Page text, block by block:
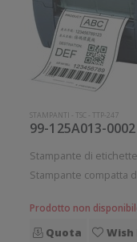
STAMPANTI - TSC - TTP-247
Stampante di
Stampante compatta
Risoluzione di
Etichette Connettivit
Prodotto non
Quota Wish